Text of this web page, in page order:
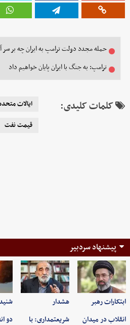
حمله مجدد دولت ترامپ به ایران چه بر سر
ترامپ: به جنگ با ایران پایان خواهیم داد
کلمات کلیدی: ایالات
قیمت نفت
پیشنهاد سردبیر
ابتکارات رهبر
انقلاب در میدان
هشدار
شریعتمداری: با
دو